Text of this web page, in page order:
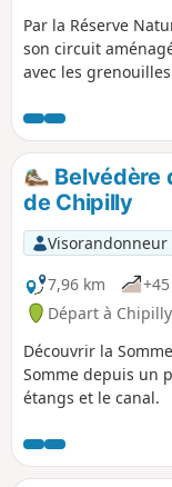
Par la Réserve
son circuit
avec les
Belvédère
de Chipilly
Visorandonneur
7,96 km
Départ à
Découvrir la
Somme depuis un
étangs et le canal.